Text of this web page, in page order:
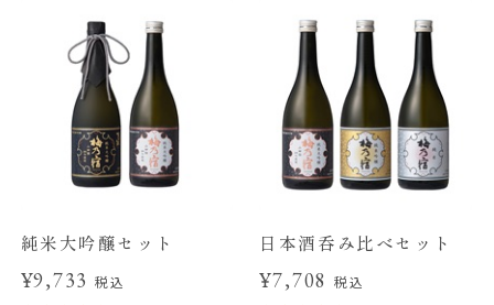
純米大吟醸セット
¥9,733税込
日本酒呑み比べセット
¥7,708 税込